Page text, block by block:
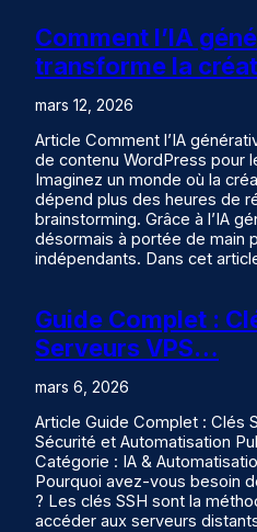
Comment l’IA
transforme la
mars 12, 2026
Article Comment l’IA
de contenu WordPress pour
Imaginez un monde où la
dépend plus des heures de
brainstorming. Grâce à l’IA
désormais à portée de main
indépendants. Dans cet
Guide Complet :
Serveurs VPS…
mars 6, 2026
Article Guide Complet : Clés
Sécurité et Automatisation
Catégorie : IA &
Pourquoi avez-vous besoin
? Les clés SSH sont la
accéder aux serveurs